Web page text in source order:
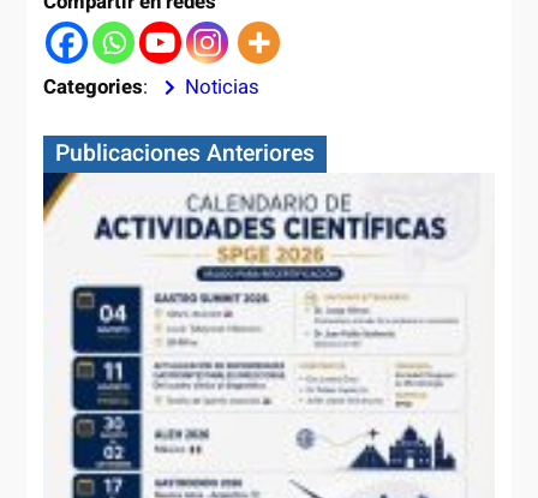
Categories: Noticias
Publicaciones Anteriores